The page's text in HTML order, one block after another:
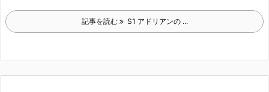
記事を読む S1 アドリアンの ...